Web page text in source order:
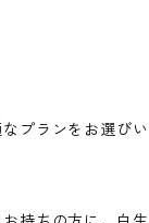
プランをお選びい